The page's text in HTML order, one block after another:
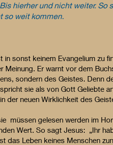
hierher und nicht weiter. So
so weit kommen.
sonst keinem Evangelium zu
Er warnt vor dem
sondern des Geistes. Denn
sie als von Gott Geliebte
neuen Wirklichkeit des
müssen gelesen werden im
Wert. So sagt Jesus: „Ihr
Leben keines Menschen